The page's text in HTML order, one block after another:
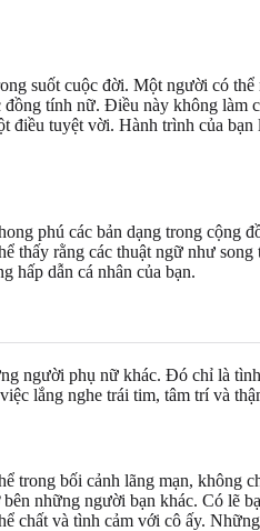
suốt cuộc đời. Một người có
tính nữ. Điều này không làm
điều tuyệt vời. Hành trình của
phú các bản dạng trong cộng
thấy rằng các thuật ngữ như
hấp dẫn cá nhân của bạn.
người phụ nữ khác. Đó chỉ là
lắng nghe trái tim, tâm trí và
trong bối cảnh lãng mạn, không
những người bạn khác. Có lẽ
và tình cảm với cô ấy.